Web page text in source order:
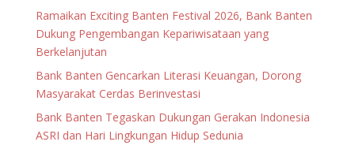
Ramaikan Exciting Banten Festival 2026, Bank Banten
Dukung Pengembangan Kepariwisataan yang
Berkelanjutan
Bank Banten Gencarkan Literasi Keuangan, Dorong
Masyarakat Cerdas Berinvestasi
Bank Banten Tegaskan Dukungan Gerakan Indonesia
ASRI dan Hari Lingkungan Hidup Sedunia